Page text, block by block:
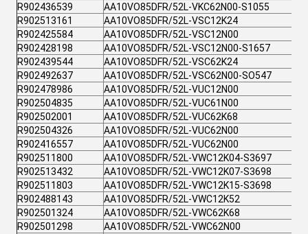
R902436539
AA10VO85DFR/52L-VKC62N00-S1055
R902513161
AA10VO85DFR/52L-VSC12K24
R902425584
AA10VO85DFR/52L-VSC12N00
R902428198
AA10VO85DFR/52L-VSC12N00-S1657
R902439544
AA10VO85DFR/52L-VSC62K24
R902492637
AA10VO85DFR/52L-VSC62N00-SO547
R902478986
AA10VO85DFR/52L-VUC12N00
R902504835
AA10VO85DFR/52L-VUC61N00
R902502001
AA10VO85DFR/52L-VUC62K68
R902504326
AA10VO85DFR/52L-VUC62N00
R902416557
AA10VO85DFR/52L-VUC62N00
R902511800
AA10VO85DFR/52L-VWC12K04-S3697
R902513432
AA10VO85DFR/52L-VWC12K07-S3698
R902511803
AA10VO85DFR/52L-VWC12K15-S3698
R902488143
AA10VO85DFR/52L-VWC12K52
R902501324
AA10VO85DFR/52L-VWC62K68
R902501298
AA10VO85DFR/52L-VWC62N00